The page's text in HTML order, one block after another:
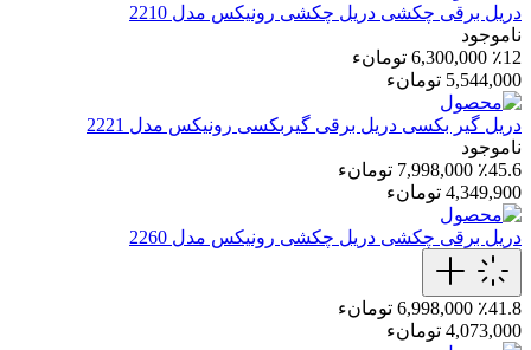
دریل برقی چکشی دریل چکشی رونیکس مدل 2210
ناموجود
٪12 6,300,000 تومانء
5,544,000 تومانء
دریل گیر بکسی دریل برقی گیربکسی رونیکس مدل 2221
ناموجود
٪45.6 7,998,000 تومانء
4,349,900 تومانء
دریل برقی چکشی دریل چکشی رونیکس مدل 2260
٪41.8 6,998,000 تومانء
4,073,000 تومانء